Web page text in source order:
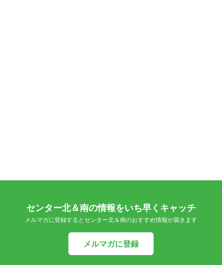
センター北＆南の情報をいち早くキャッチ
メルマガに登録するとセンター北＆南のおすすめ情報が届きます
メルマガに登録